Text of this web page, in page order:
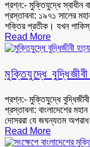
প্রশ্ন:- মুক্তিযুদ্ধে স্বাধীন
প্রস্তাবনা: ১৯৭১ সালের
শক্তির প্রতীক। যখন
Read More
মুক্তিযুদ্ধে
প্রশ্ন:- মুক্তিযুদ্ধে
প্রস্তাবনা: বাংলাদেশের
দোসররা যে জঘন্যতম অপরাধ
Read More